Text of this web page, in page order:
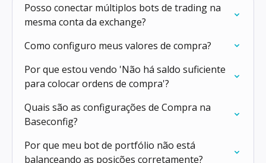
Posso conectar múltiplos bots de trading na
mesma conta da exchange?
Como configuro meus valores de compra?
Por que estou vendo 'Não há saldo suficiente
para colocar ordens de compra'?
Quais são as configurações de Compra na
Baseconfig?
Por que meu bot de portfólio não está
balanceando as posições corretamente?